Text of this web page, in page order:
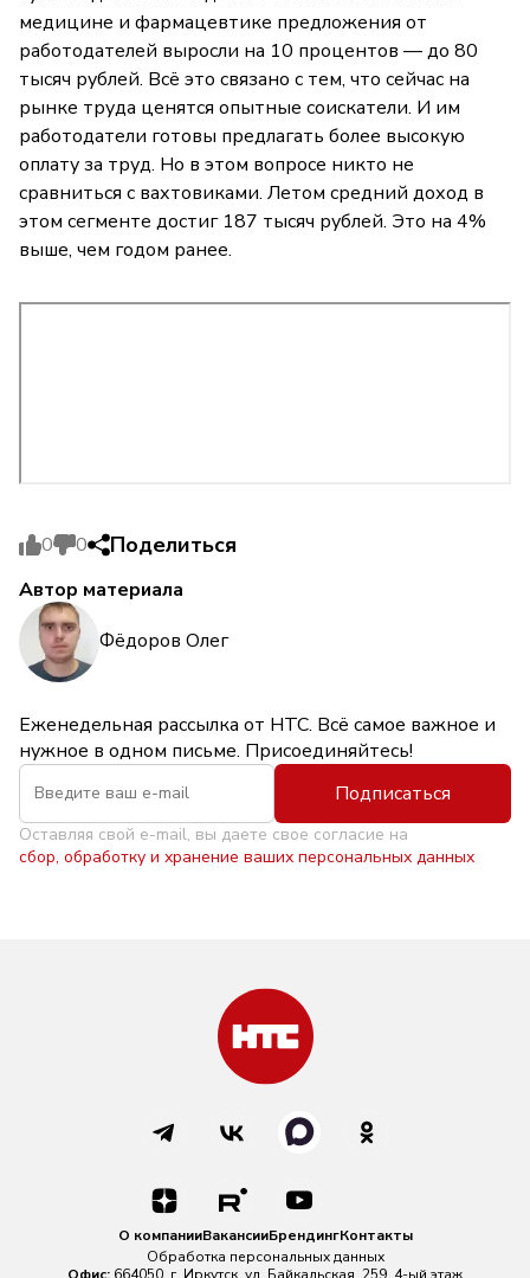
медицине и фармацевтике предложения от
работодателей выросли на 10 процентов — до 80
тысяч рублей. Всё это связано с тем, что сейчас на
рынке труда ценятся опытные соискатели. И им
работодатели готовы предлагать более высокую
оплату за труд. Но в этом вопросе никто не
сравниться с вахтовиками. Летом средний доход в
этом сегменте достиг 187 тысяч рублей. Это на 4%
выше, чем годом ранее.
0 0 Поделиться
Автор материала
Фёдоров Олег
Еженедельная рассылка от НТС. Всё самое важное и
нужное в одном письме. Присоединяйтесь!
Подписаться
Оставляя свой e-mail, вы даете свое согласие на
сбор, обработку и хранение ваших персональных данных
О компанииВакансииБрендингКонтакты
Обработка персональных данных
Офис: 664050, г. Иркутск, ул. Байкальская, 259, 4-ый этаж